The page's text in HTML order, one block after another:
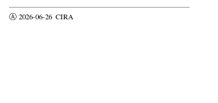
Ⓐ 2026-06-26 CIRA